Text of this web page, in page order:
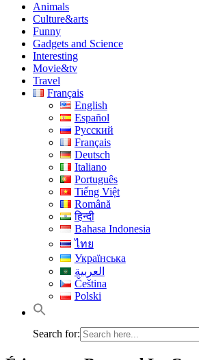
Animals
Culture&arts
Funny
Gadgets and Science
Interesting
Movie&tv
Travel
Français
English
Español
Русский
Français
Deutsch
Italiano
Português
Tiếng Việt
Română
हिन्दी
Bahasa Indonesia
ไทย
Українська
العربية
Čeština
Polski
Search for: